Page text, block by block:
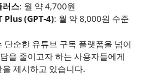
러스: 월 약 4,700원
Plus (GPT-4): 월 약 8,000원 수준
단순한 유튜브 구독 플랫폼을 넘어
을 줄이고자 하는 사용자들에게
제시하고 있습니다.